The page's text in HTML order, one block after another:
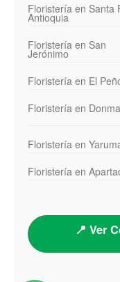
Floristería en Santa
Antioquia
Floristería en San
Jerónimo
Floristería en El
Floristería en
Floristería en
Floristería en
📍 Ver